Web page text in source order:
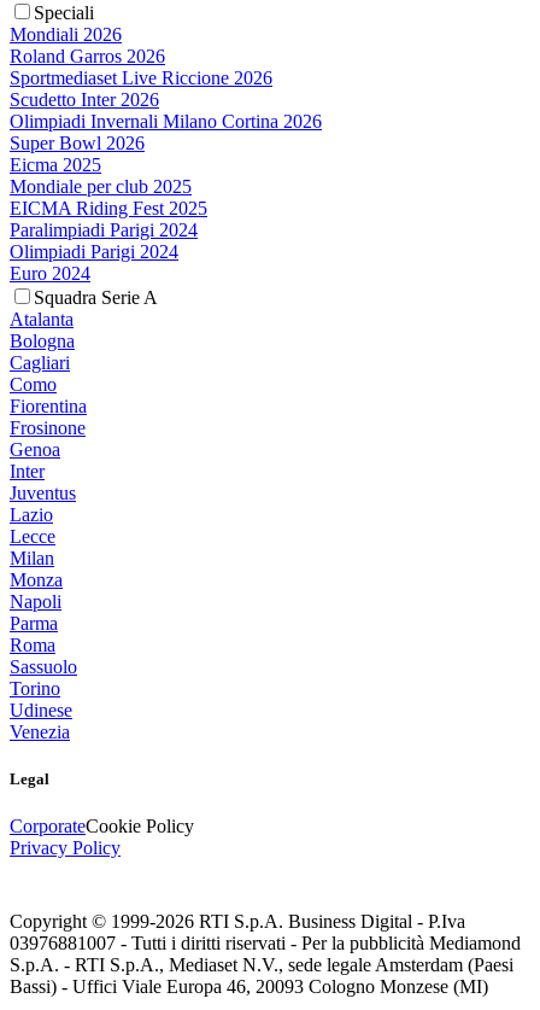
Speciali
Mondiali 2026
Roland Garros 2026
Sportmediaset Live Riccione 2026
Scudetto Inter 2026
Olimpiadi Invernali Milano Cortina 2026
Super Bowl 2026
Eicma 2025
Mondiale per club 2025
EICMA Riding Fest 2025
Paralimpiadi Parigi 2024
Olimpiadi Parigi 2024
Euro 2024
Squadra Serie A
Atalanta
Bologna
Cagliari
Como
Fiorentina
Frosinone
Genoa
Inter
Juventus
Lazio
Lecce
Milan
Monza
Napoli
Parma
Roma
Sassuolo
Torino
Udinese
Venezia
Legal
CorporateCookie Policy
Privacy Policy
Copyright © 1999-2026 RTI S.p.A. Business Digital - P.Iva
03976881007 - Tutti i diritti riservati - Per la pubblicità Mediamond
S.p.A. - RTI S.p.A., Mediaset N.V., sede legale Amsterdam (Paesi
Bassi) - Uffici Viale Europa 46, 20093 Cologno Monzese (MI)